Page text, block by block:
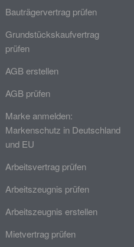
Bauträgervertrag prüfen
Grundstückskaufvertrag
prüfen
AGB erstellen
AGB prüfen
Marke anmelden:
Markenschutz in Deutschland
und EU
Arbeitsvertrag prüfen
Arbeitszeugnis prüfen
Arbeitszeugnis erstellen
Mietvertrag prüfen